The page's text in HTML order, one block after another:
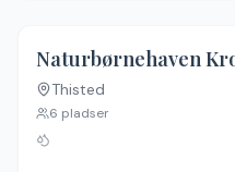
Naturbørnehaven
Thisted
6 pladser